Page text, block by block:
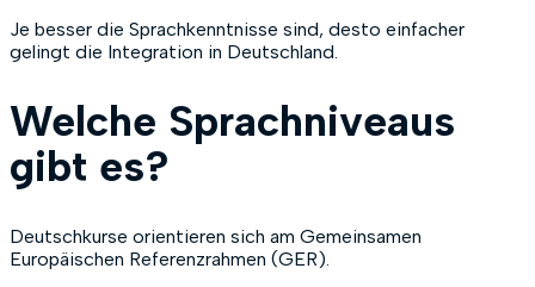
Je besser die Sprachkenntnisse sind, desto einfacher
gelingt die Integration in Deutschland.
Welche Sprachniveaus
gibt es?
Deutschkurse orientieren sich am Gemeinsamen
Europäischen Referenzrahmen (GER).